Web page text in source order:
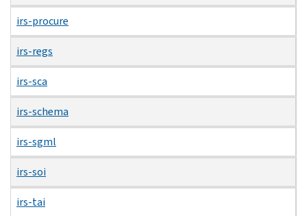
irs-procure
irs-regs
irs-sca
irs-schema
irs-sgml
irs-soi
irs-tai